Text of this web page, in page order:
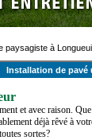
paysagiste à
Installation de pavé
et avec raison.
déjà rêvé à
sortes?